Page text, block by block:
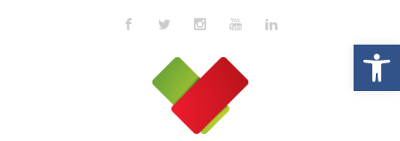
Skip to main content